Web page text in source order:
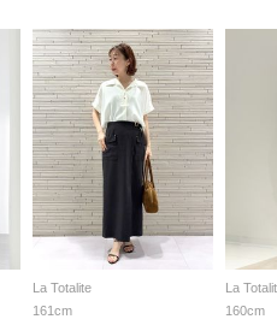
La Totalite
161cm
La
160cm